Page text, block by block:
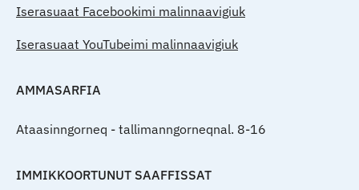
Iserasuaat Facebookimi malinnaavigiuk
Iserasuaat YouTubeimi malinnaavigiuk
AMMASARFIA
Ataasinngorneq - tallimanngorneqnal. 8-16
IMMIKKOORTUNUT SAAFFISSAT